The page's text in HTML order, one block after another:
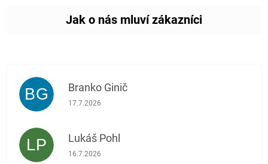
BG Branko Ginič
Hodnocení obchodu je 5 z 5 hvězdiček.
17.7.2026
LP Lukáš Pohl
Hodnocení obchodu je 5 z 5 hvězdiček.
16.7.2026